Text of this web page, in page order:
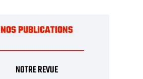
NOS PUBLICATIONS
NOTRE REVUE